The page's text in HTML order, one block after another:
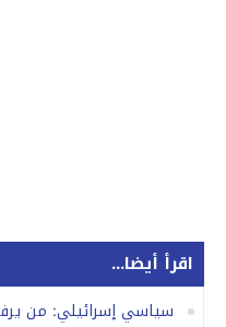
اقرأ أيضا...
سياسي إسرائيلي: من